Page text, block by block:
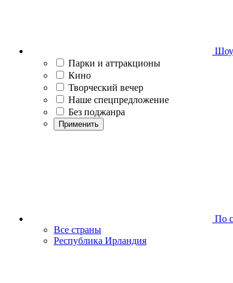
Шоу
Парки и аттракционы
Кино
Творческий вечер
Наше спецпредложение
Без поджанра
Применить
По
Все страны
Республика Ирландия